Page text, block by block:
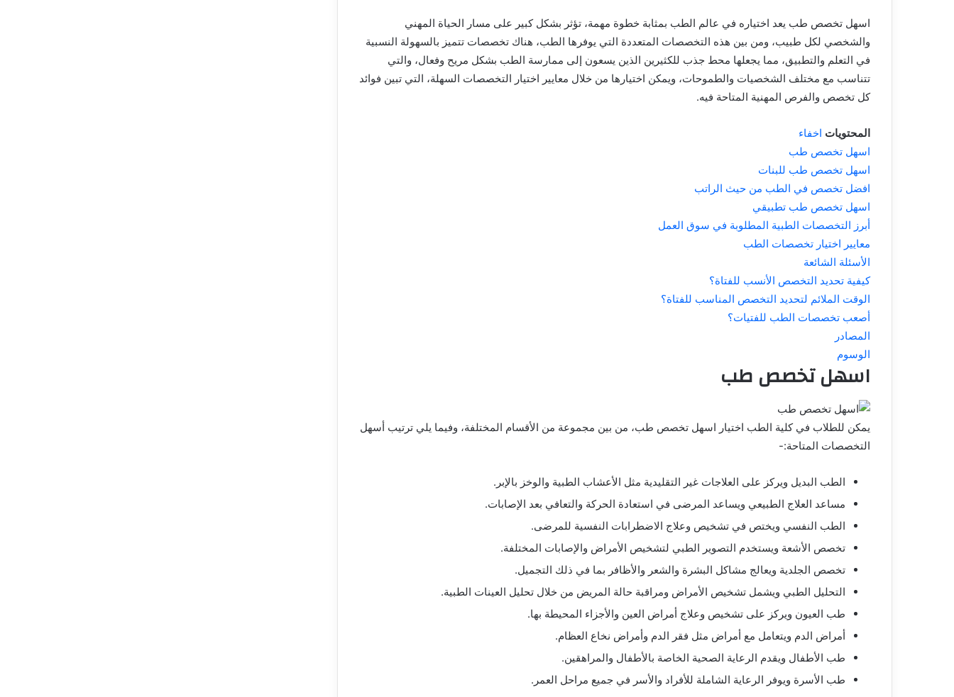
اسهل تخصص طب يعد اختياره في عالم الطب بمثابة خطوة مهمة، تؤثر بشكل كبير على مسار الحياة المهني
والشخصي لكل طبيب، ومن بين هذه التخصصات المتعددة التي يوفرها الطب، هناك تخصصات تتميز بالسهولة النسبية
في التعلم والتطبيق، مما يجعلها محط جذب للكثيرين الذين يسعون إلى ممارسة الطب بشكل مريح وفعال، والتي
تتناسب مع مختلف الشخصيات والطموحات، ويمكن اختيارها من خلال معايير اختيار التخصصات السهلة، التي تبين فوائد
كل تخصص والفرص المهنية المتاحة فيه.
المحتويات اخفاء
اسهل تخصص طب
اسهل تخصص طب للبنات
افضل تخصص في الطب من حيث الراتب
اسهل تخصص طب تطبيقي
أبرز التخصصات الطبية المطلوبة في سوق العمل
معايير اختيار تخصصات الطب
الأسئلة الشائعة
كيفية تحديد التخصص الأنسب للفتاة؟
الوقت الملائم لتحديد التخصص المناسب للفتاة؟
أصعب تخصصات الطب للفتيات؟
المصادر
الوسوم
اسهل تخصص طب
يمكن للطلاب في كلية الطب اختيار اسهل تخصص طب، من بين مجموعة من الأقسام المختلفة، وفيما يلي ترتيب أسهل
التخصصات المتاحة:-
الطب البديل ويركز على العلاجات غير التقليدية مثل الأعشاب الطبية والوخز بالإبر.
مساعد العلاج الطبيعي ويساعد المرضى في استعادة الحركة والتعافي بعد الإصابات.
الطب النفسي ويختص في تشخيص وعلاج الاضطرابات النفسية للمرضى.
تخصص الأشعة ويستخدم التصوير الطبي لتشخيص الأمراض والإصابات المختلفة.
تخصص الجلدية ويعالج مشاكل البشرة والشعر والأظافر بما في ذلك التجميل.
التحليل الطبي ويشمل تشخيص الأمراض ومراقبة حالة المريض من خلال تحليل العينات الطبية.
طب العيون ويركز على تشخيص وعلاج أمراض العين والأجزاء المحيطة بها.
أمراض الدم ويتعامل مع أمراض مثل فقر الدم وأمراض نخاع العظام.
طب الأطفال ويقدم الرعاية الصحية الخاصة بالأطفال والمراهقين.
طب الأسرة ويوفر الرعاية الشاملة للأفراد والأسر في جميع مراحل العمر.